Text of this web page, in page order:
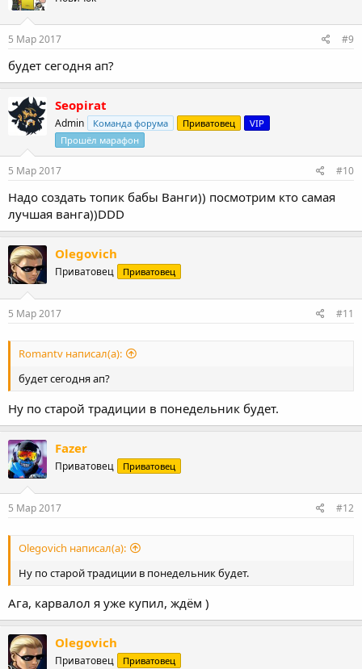
5 Мар 2017 #9
будет сегодня ап?
Seopirat
Admin Команда форума Приватовец
VIP
Прошёл марафон
5 Мар 2017 #10
Надо создать топик бабы Ванги)) посмотрим кто самая
лучшая ванга))DDD
Olegovich
Приватовец Приватовец
5 Мар 2017 #11
Romantv написал(а):
будет сегодня ап?
Ну по старой традиции в понедельник будет.
Fazer
Приватовец Приватовец
5 Мар 2017 #12
Olegovich написал(а):
Ну по старой традиции в понедельник будет.
Ага, карвалол я уже купил, ждём )
Olegovich
Приватовец Приватовец